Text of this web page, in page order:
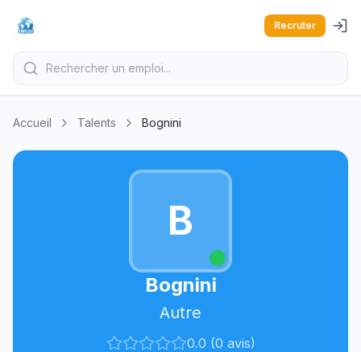
Recruter
Accueil Talents Bognini
B
Bognini
Autre
0.0 (0 avis)